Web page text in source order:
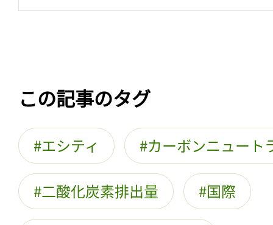
この記事のタグ
エシティ カーボンニュート
二酸化炭素排出量 国際